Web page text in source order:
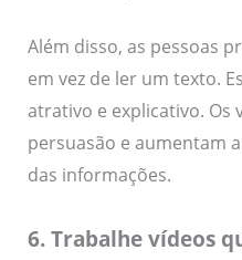
Além disso, as pessoas
em vez de ler um texto.
atrativo e explicativo. Os
persuasão e aumentam
das informações.
6. Trabalhe vídeos